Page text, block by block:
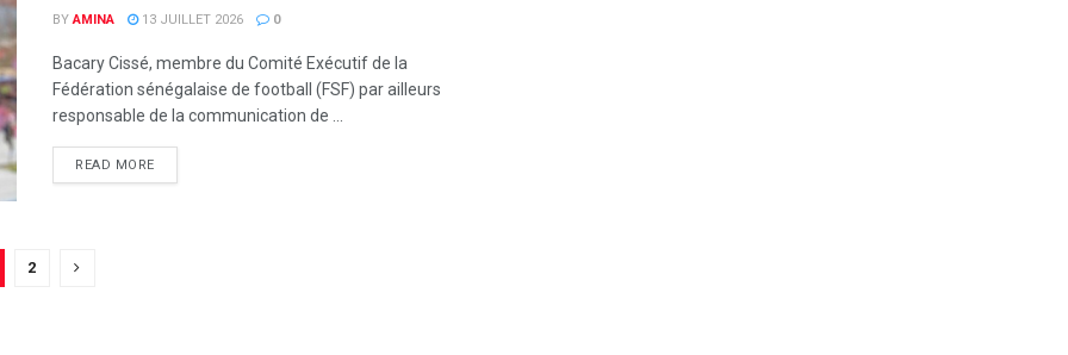
BY AMINA 13 JUILLET 2026 0
Bacary Cissé, membre du Comité Exécutif de la
Fédération sénégalaise de football (FSF) par ailleurs
responsable de la communication de ...
READ MORE
2